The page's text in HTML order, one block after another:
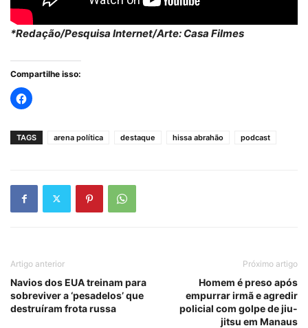
*Redação/Pesquisa Internet/Arte: Casa Filmes
Compartilhe isso:
TAGS arena política destaque hissa abrahão podcast
Artigo anterior
Navios dos EUA treinam para
sobreviver a ‘pesadelos’ que
destruíram frota russa
Próximo artigo
Homem é preso após
empurrar irmã e agredir
policial com golpe de jiu-
jitsu em Manaus